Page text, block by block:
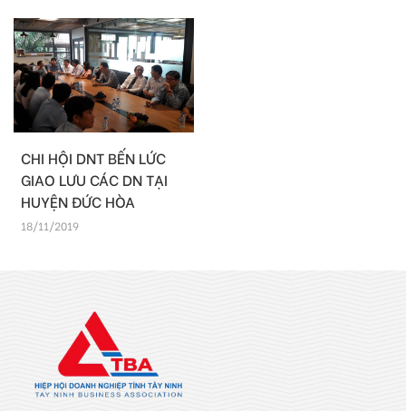
CHI HỘI DNT BẾN LỨC
GIAO LƯU CÁC DN TẠI
HUYỆN ĐỨC HÒA
18/11/2019